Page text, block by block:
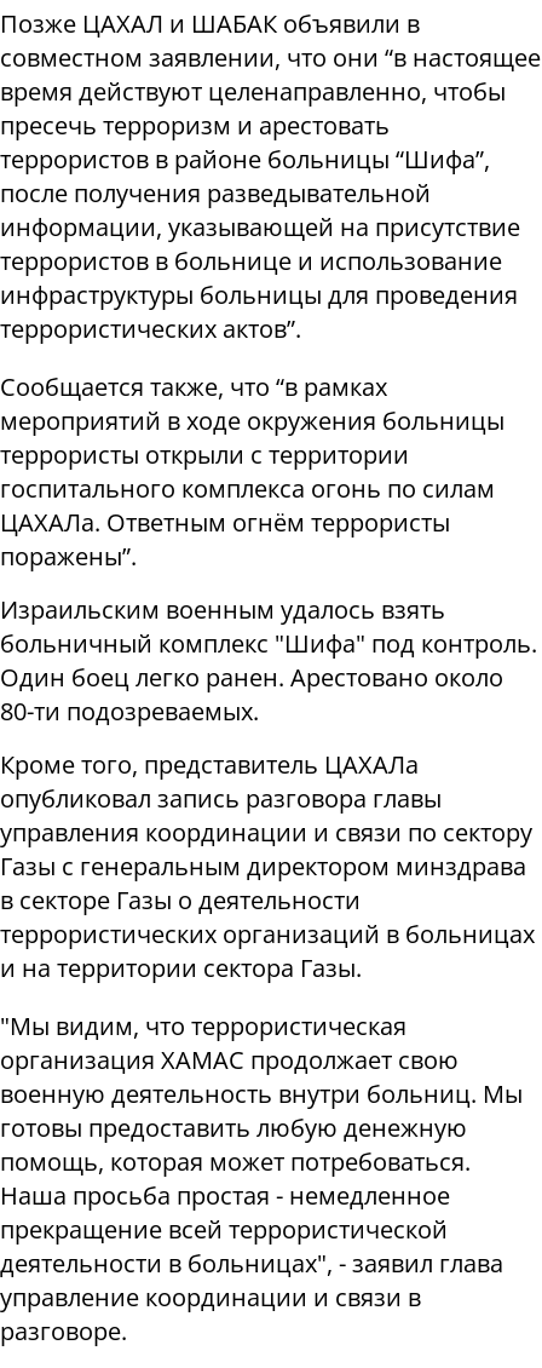
Позже ЦАХАЛ и ШАБАК объявили в
совместном заявлении, что они “в настоящее
время действуют целенаправленно, чтобы
пресечь терроризм и арестовать
террористов в районе больницы “Шифа”,
после получения разведывательной
информации, указывающей на присутствие
террористов в больнице и использование
инфраструктуры больницы для проведения
террористических актов”.
Сообщается также, что “в рамках
мероприятий в ходе окружения больницы
террористы открыли с территории
госпитального комплекса огонь по силам
ЦАХАЛа. Ответным огнём террористы
поражены”.
Израильским военным удалось взять
больничный комплекс "Шифа" под контроль.
Один боец легко ранен. Арестовано около
80-ти подозреваемых.
Кроме того, представитель ЦАХАЛа
опубликовал запись разговора главы
управления координации и связи по сектору
Газы с генеральным директором минздрава
в секторе Газы о деятельности
террористических организаций в больницах
и на территории сектора Газы.
"Мы видим, что террористическая
организация ХАМАС продолжает свою
военную деятельность внутри больниц. Мы
готовы предоставить любую денежную
помощь, которая может потребоваться.
Наша просьба простая - немедленное
прекращение всей террористической
деятельности в больницах", - заявил глава
управление координации и связи в
разговоре.